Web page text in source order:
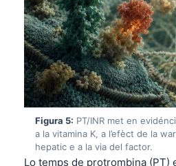
Figura 5: PT/INR met en
a la vitamina K, a l’efèct de la
hepatic e a la via del factor.
Lo temps de protrombina (PT)
Esperanto
Frysk
Ślōnskŏ gŏdka
Norsk bokmål